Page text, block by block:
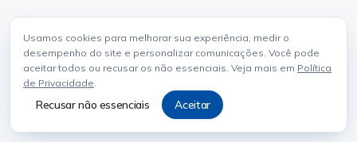
Usamos cookies para melhorar sua experiência, medir o
desempenho do site e personalizar comunicações. Você pode
aceitar todos ou recusar os não essenciais. Veja mais em Política
de Privacidade.
Recusar não essenciais Aceitar